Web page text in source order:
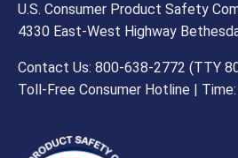
U.S. Consumer Product Safety
4330 East-West Highway
Contact Us: 800-638-2772 (TTY
Toll-Free Consumer Hotline | Time: